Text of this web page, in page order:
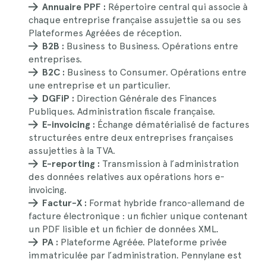
Annuaire PPF : Répertoire central qui associe à
chaque entreprise française assujettie sa ou ses
Plateformes Agréées de réception.
B2B : Business to Business. Opérations entre
entreprises.
B2C : Business to Consumer. Opérations entre
une entreprise et un particulier.
DGFiP : Direction Générale des Finances
Publiques. Administration fiscale française.
E-invoicing : Échange dématérialisé de factures
structurées entre deux entreprises françaises
assujetties à la TVA.
E-reporting : Transmission à l’administration
des données relatives aux opérations hors e-
invoicing.
Factur-X : Format hybride franco-allemand de
facture électronique : un fichier unique contenant
un PDF lisible et un fichier de données XML.
PA : Plateforme Agréée. Plateforme privée
immatriculée par l’administration. Pennylane est